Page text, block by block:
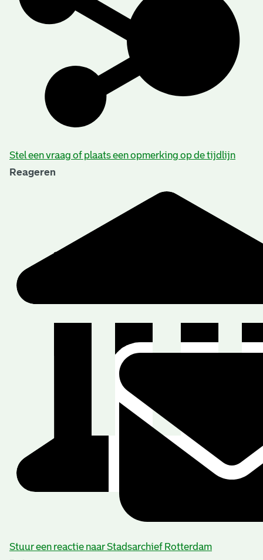
Stel een vraag of plaats een opmerking op de tijdlijn
Reageren
Stuur een reactie naar Stadsarchief Rotterdam